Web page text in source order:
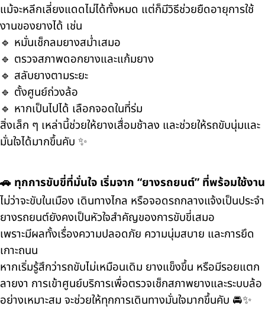
แม้จะหลีกเลี่ยงแดดไม่ได้ทั้งหมด แต่ก็มีวิธีช่วยยืดอายุการใช้
งานของยางได้ เช่น
🔹 หมั่นเช็กลมยางสม่ำเสมอ
🔹 ตรวจสภาพดอกยางและแก้มยาง
🔹 สลับยางตามระยะ
🔹 ตั้งศูนย์ถ่วงล้อ
🔹 หากเป็นไปได้ เลือกจอดในที่ร่ม
สิ่งเล็ก ๆ เหล่านี้ช่วยให้ยางเสื่อมช้าลง และช่วยให้รถขับนุ่มและ
มั่นใจได้มากขึ้นคับ ✨
🚗 ทุกการขับขี่ที่มั่นใจ เริ่มจาก “ยางรถยนต์” ที่พร้อมใช้งาน
ไม่ว่าจะขับในเมือง เดินทางไกล หรือจอดรถกลางแจ้งเป็นประจำ
ยางรถยนต์ยังคงเป็นหัวใจสำคัญของการขับขี่เสมอ
เพราะมีผลทั้งเรื่องความปลอดภัย ความนุ่มสบาย และการยึด
เกาะถนน
หากเริ่มรู้สึกว่ารถขับไม่เหมือนเดิม ยางแข็งขึ้น หรือมีรอยแตก
ลายงา การเข้าศูนย์บริการเพื่อตรวจเช็กสภาพยางและระบบล้อ
อย่างเหมาะสม จะช่วยให้ทุกการเดินทางมั่นใจมากขึ้นคับ 🚘✨